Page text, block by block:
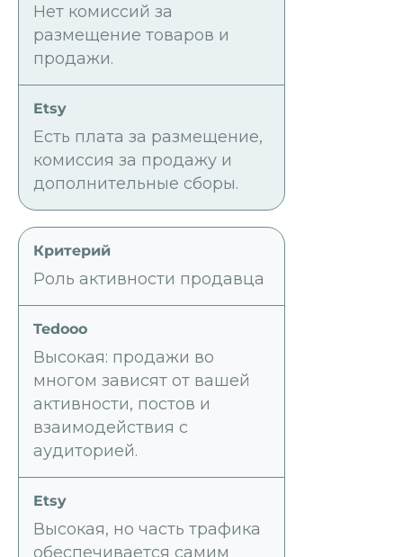
Нет комиссий за
размещение товаров и
продажи.
Есть плата за размещение,
комиссия за продажу и
дополнительные сборы.
Роль активности продавца
Высокая: продажи во
многом зависят от вашей
активности, постов и
взаимодействия с
аудиторией.
Высокая, но часть трафика
обеспечивается самим